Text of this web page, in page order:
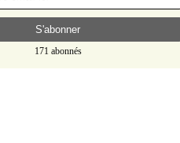
171 abonnés